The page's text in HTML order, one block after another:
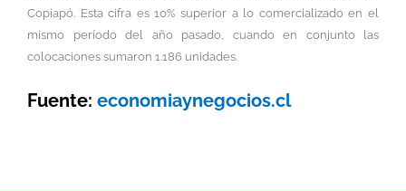
Copiapó. Esta cifra es 10% superior a lo comercializado en el
mismo período del año pasado, cuando en conjunto las
colocaciones sumaron 1.186 unidades.
Fuente: economiaynegocios.cl